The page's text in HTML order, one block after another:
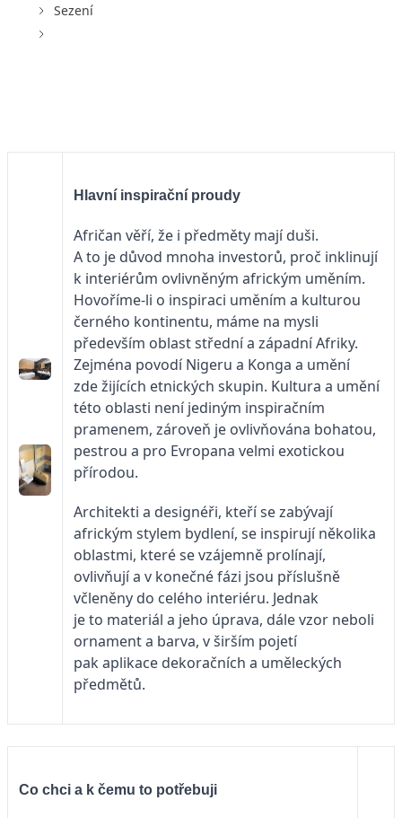
Sezení
Hlavní inspirační proudy
Afričan věří, že i předměty mají duši.
A to je důvod mnoha investorů, proč inklinují
k interiérům ovlivněným africkým uměním.
Hovoříme-li o inspiraci uměním a kulturou
černého kontinentu, máme na mysli
především oblast střední a západní Afriky.
Zejména povodí Nigeru a Konga a umění
zde žijících etnických skupin. Kultura a umění
této oblasti není jediným inspiračním
pramenem, zároveň je ovlivňována bohatou,
pestrou a pro Evropana velmi exotickou
přírodou.
Architekti a designéři, kteří se zabývají
africkým stylem bydlení, se inspirují několika
oblastmi, které se vzájemně prolínají,
ovlivňují a v konečné fázi jsou příslušně
včleněny do celého interiéru. Jednak
je to materiál a jeho úprava, dále vzor neboli
ornament a barva, v širším pojetí
pak aplikace dekoračních a uměleckých
předmětů.
Co chci a k čemu to potřebuji